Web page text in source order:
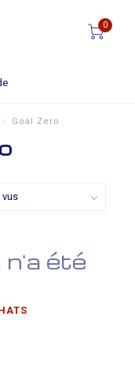
0
/ Goal Zero
été